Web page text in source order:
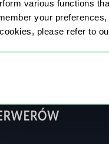
various functions
your
please refer to